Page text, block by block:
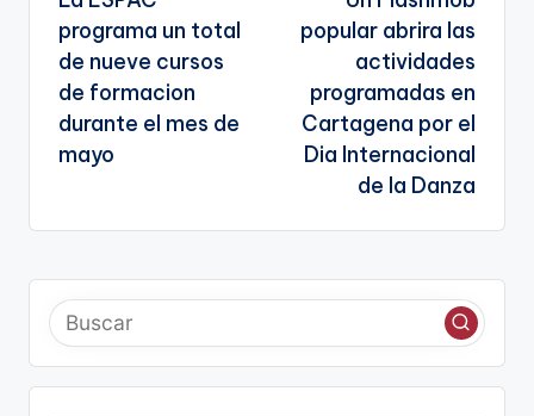
a
te
de
entradas
programa un total
de nueve cursos
de formacion
durante el mes de
mayo
popular abrira las
actividades
programadas en
Cartagena por el
Dia Internacional
de la Danza